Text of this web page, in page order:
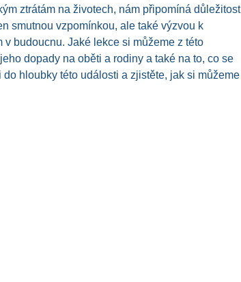
ztrátám na životech, nám připomíná důležitost
smutnou vzpomínkou, ale také výzvou k
budoucnu. Jaké lekce si můžeme z této
dopady na oběti a rodiny a také na to, co se
hloubky této události a zjistěte, jak si můžeme